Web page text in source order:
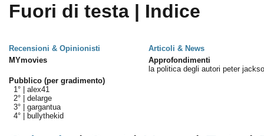
Fuori di testa | Indice
Recensioni & Opinionisti
Articoli & News
MYmovies
Pubblico (per gradimento)
1° | alex41
2° | delarge
3° | gargantua
4° |
bullythekid
Approfondimenti
la politica degli autori peter